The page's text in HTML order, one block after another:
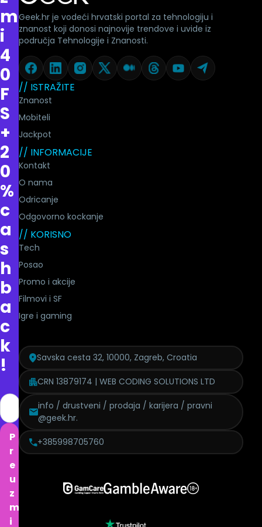
m
i
4
0
F
S
+
2
0
%
c
a
s
h
b
a
c
k
!
P
r
e
u
z
m
i
// ISTRAŽITE
Znanost
Mobiteli
Jackpot
// INFORMACIJE
Kontakt
O nama
Odricanje
Odgovorno kockanje
// KORISNO
Tech
Posao
Promo i akcije
Filmovi i SF
Igre i gaming
Geek.hr je vodeći hrvatski portal za tehnologiju i
znanost koji donosi najnovije trendove i uvide iz
područja Tehnologije i Znanosti.
Savska cesta 32, 10000, Zagreb, Croatia
CRN 13879174 | WEB CODING SOLUTIONS LTD
info / drustveni / prodaja / karijera / pravni
@geek.hr.
+385998705760